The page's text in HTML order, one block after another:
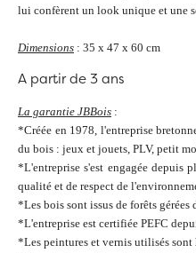
lui confèrent un look unique et une
Dimensions : 35 x 47 x 60 cm
A partir de 3 ans
La garantie JBBois :
*Créée en 1978, l'entreprise
du bois : jeux et jouets, PLV, petit
*L'entreprise s'est engagée depuis
qualité et de respect de
*Les bois sont issus de forêts gérées
*L'entreprise est certifiée PEFC
*Les peintures et vernis utilisés